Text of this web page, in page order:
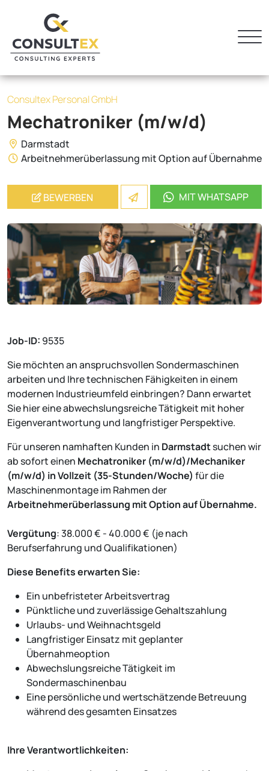
Consultex Personal GmbH
Mechatroniker (m/w/d)
Darmstadt
Arbeitnehmerüberlassung mit Option auf Übernahme
BEWERBEN MIT WHATSAPP
Job-ID: 9535
Sie möchten an anspruchsvollen Sondermaschinen
arbeiten und Ihre technischen Fähigkeiten in einem
modernen Industrieumfeld einbringen? Dann erwartet
Sie hier eine abwechslungsreiche Tätigkeit mit hoher
Eigenverantwortung und langfristiger Perspektive.
Für unseren namhaften Kunden in Darmstadtsuchen wir
ab sofort einen Mechatroniker (m/w/d)/Mechaniker
(m/w/d) in Vollzeit (35-Stunden/Woche) für die
Maschinenmontage im Rahmen der
Arbeitnehmerüberlassung mit Option auf Übernahme.
Vergütung: 38.000 € - 40.000 € (je nach
Berufserfahrung und Qualifikationen)
Diese Benefits erwarten Sie:
Ein unbefristeter Arbeitsvertrag
Pünktliche und zuverlässige Gehaltszahlung
Urlaubs- und Weihnachtsgeld
Langfristiger Einsatz mit geplanter
Übernahmeoption
Abwechslungsreiche Tätigkeit im
Sondermaschinenbau
Eine persönliche und wertschätzende Betreuung
während des gesamten Einsatzes
Ihre Verantwortlichkeiten: